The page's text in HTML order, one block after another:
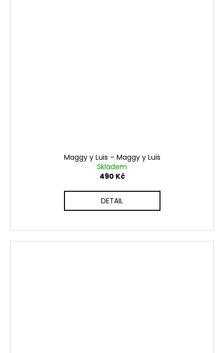
Maggy y Luis ‎– Maggy y Luis
Skladem
490 Kč
DETAIL